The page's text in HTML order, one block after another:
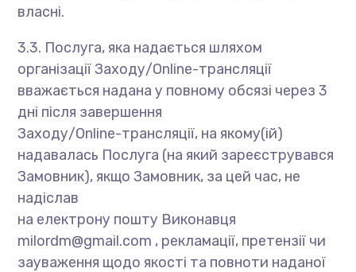
власні.
3.3. Послуга, яка надається шляхом
організації Заходу/Online-трансляції
вважається надана у повному обсязі через 3
дні після завершення
Заходу/Online-трансляції, на якому(ій)
надавалась Послуга (на який зареєструвався
Замовник), якщо Замовник, за цей час, не
надіслав
на електрону пошту Виконавця
milordm@gmail.com , рекламації, претензії чи
зауваження щодо якості та повноти наданої